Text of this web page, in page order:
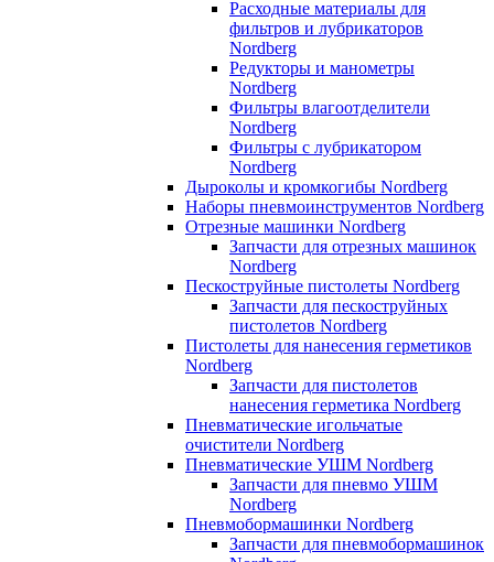
Расходные материалы для
фильтров и лубрикаторов
Nordberg
Редукторы и манометры
Nordberg
Фильтры влагоотделители
Nordberg
Фильтры с лубрикатором
Nordberg
Дыроколы и кромкогибы Nordberg
Наборы пневмоинструментов Nordberg
Отрезные машинки Nordberg
Запчасти для отрезных машинок
Nordberg
Пескоструйные пистолеты Nordberg
Запчасти для пескоструйных
пистолетов Nordberg
Пистолеты для нанесения герметиков
Nordberg
Запчасти для пистолетов
нанесения герметика Nordberg
Пневматические игольчатые
очистители Nordberg
Пневматические УШМ Nordberg
Запчасти для пневмо УШМ
Nordberg
Пневмобормашинки Nordberg
Запчасти для пневмобормашинок